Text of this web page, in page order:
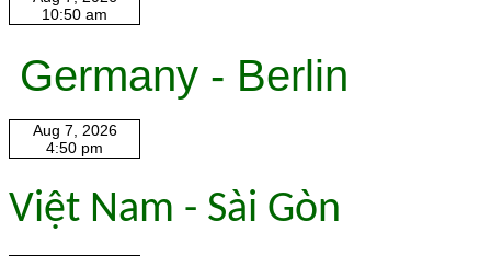
Germany - Berlin
Việt Nam - Sài Gòn